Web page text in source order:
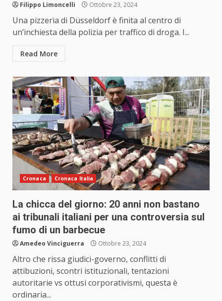
Filippo Limoncelli Ottobre 23, 2024
Una pizzeria di Düsseldorf è finita al centro di
un’inchiesta della polizia per traffico di droga. I...
Read More
Cronaca Cronaca Italia
La chicca del giorno: 20 anni non bastano
ai tribunali italiani per una controversia sul
fumo di un barbecue
Amedeo Vinciguerra Ottobre 23, 2024
Altro che rissa giudici-governo, conflitti di
attibuzioni, scontri istituzionali, tentazioni
autoritarie vs ottusi corporativismi, questa è
ordinaria...